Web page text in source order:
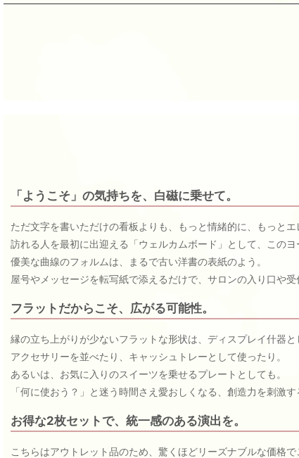
「ようこそ」の気持ちを、白磁に乗せて。
ただ文字を書いただけの看板よりも、もっと情緒的に、もっとエ
訪れる人を最初に出迎える「ウェルカムボード」として、この
優美な曲線のフォルムは、まるで古い洋書の表紙のよう。
屋号やメッセージを転写紙で添えるだけで、サロンの入り口や
フラットだからこそ、広がる可能性。
縁の立ち上がりが少ないフラットな形状は、ディスプレイ什器と
アクセサリーを並べたり、キャッシュトレーとして使ったり。
あるいは、お気に入りのスイーツを乗せるプレートとしても。
「何に使おう？」と迷う時間さえ愛おしくなる、創造力を刺激す
お得な2枚セットで、統一感のある演出を。
こちらはアウトレット品のため、驚くほどリーズナブルな価格で